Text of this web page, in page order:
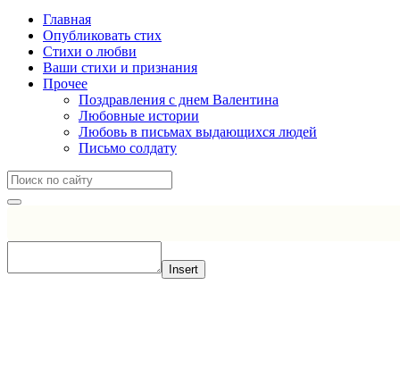
Главная
Опубликовать стих
Стихи о любви
Ваши стихи и признания
Прочее
Поздравления с днем Валентина
Любовные истории
Любовь в письмах выдающихся людей
Письмо солдату
Insert